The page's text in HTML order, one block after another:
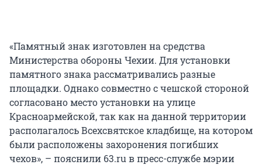
«Памятный знак изготовлен на средства
Министерства обороны Чехии. Для установки
памятного знака рассматривались разные
площадки. Однако совместно с чешской стороной
согласовано место установки на улице
Красноармейской, так как на данной территории
располагалось Всехсвятское кладбище, на котором
были расположены захоронения погибших
чехов», – пояснили 63.ru в пресс-службе мэрии